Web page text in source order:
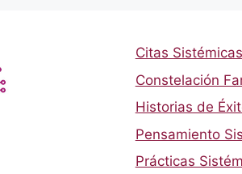
Citas Sistémicas
Constelación
Historias de
Pensamiento
Prácticas